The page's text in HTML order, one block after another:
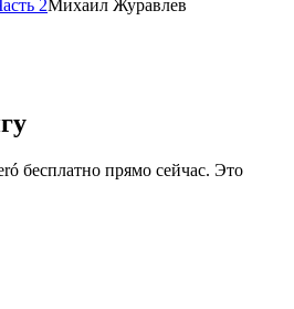
2Михаил Журавлев
бесплатно прямо сейчас. Это